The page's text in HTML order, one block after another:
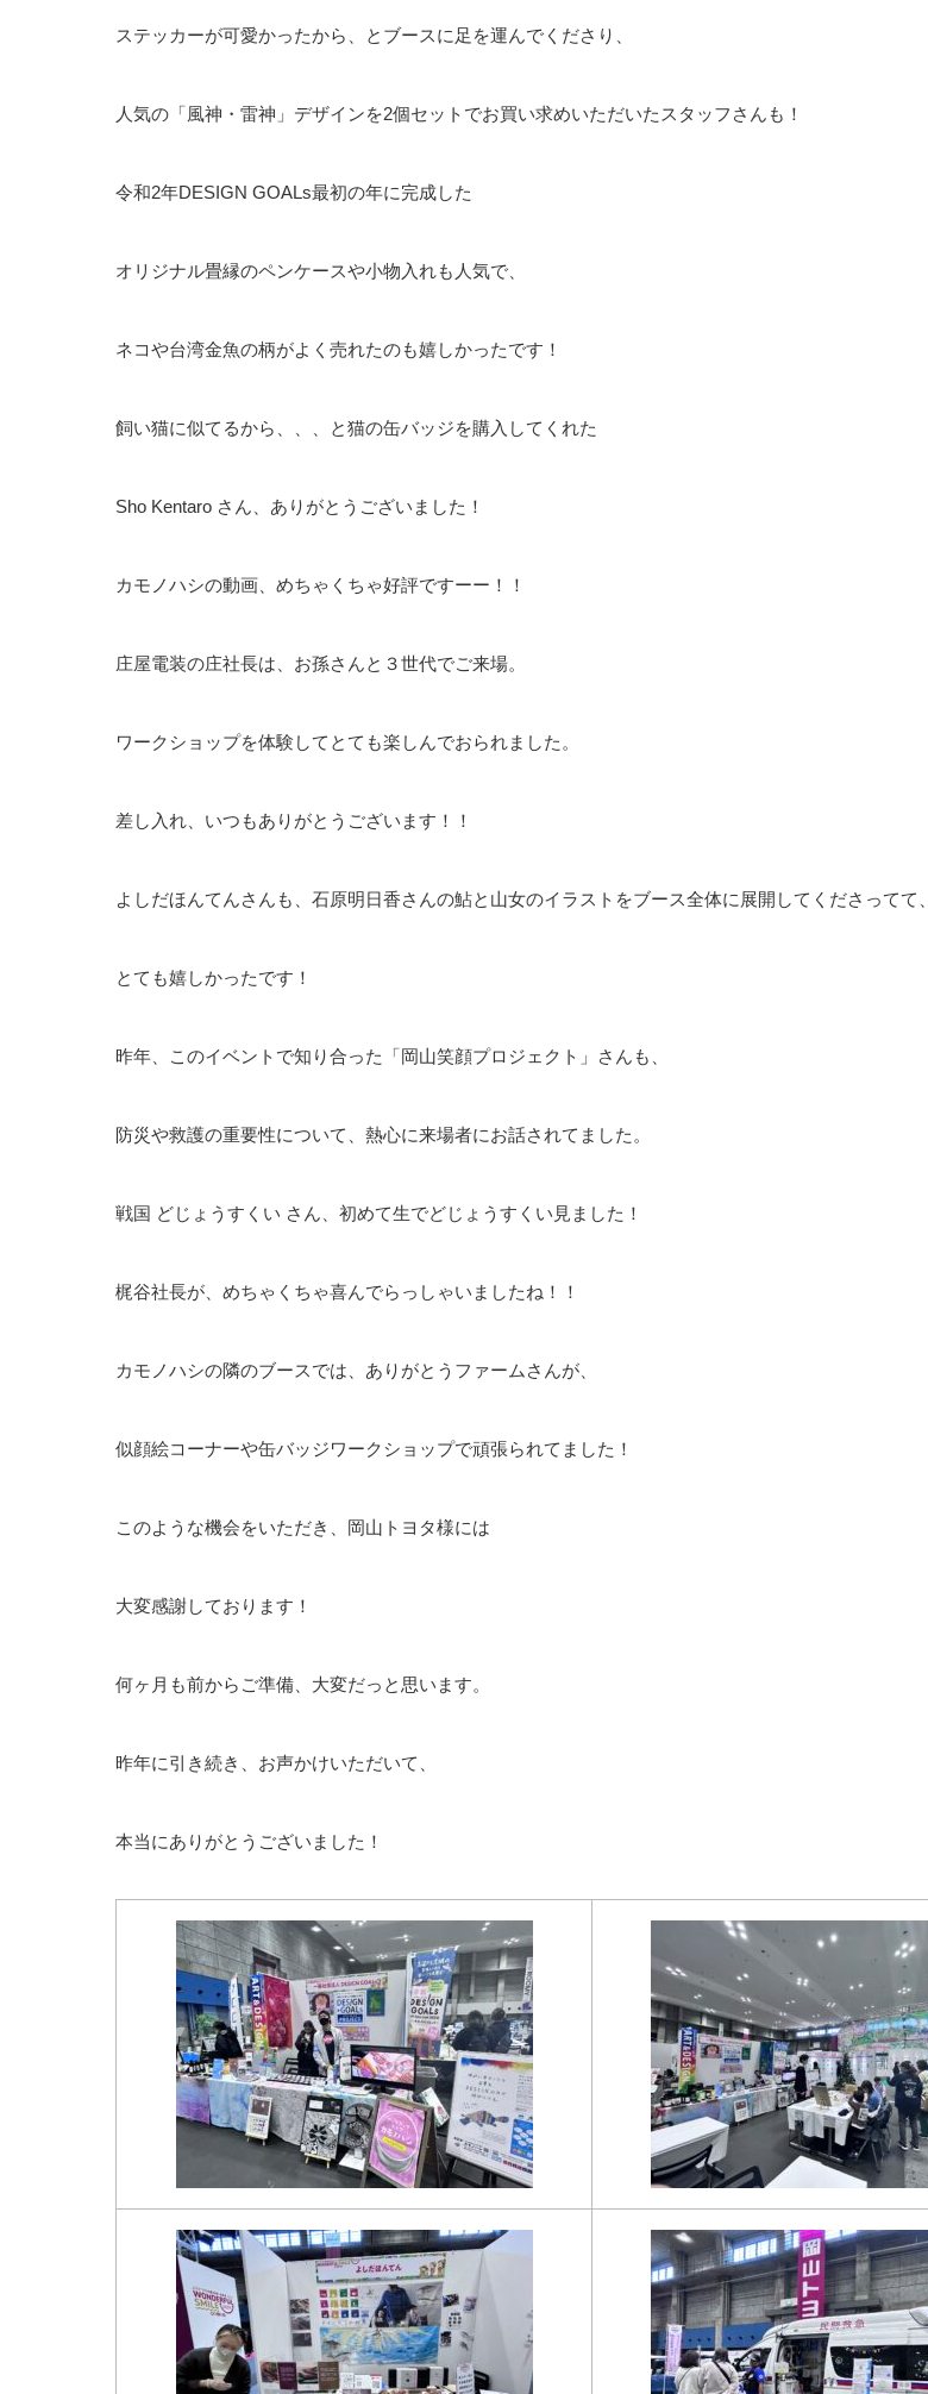
ステッカーが可愛かったから、とブースに足を運んでくださり、
人気の「風神・雷神」デザインを2個セットでお買い求めいただいたスタッフさんも！
令和2年DESIGN GOALs最初の年に完成した
オリジナル畳縁のペンケースや小物入れも人気で、
ネコや台湾金魚の柄がよく売れたのも嬉しかったです！
飼い猫に似てるから、、、と猫の缶バッジを購入してくれた
Sho Kentaro さん、ありがとうございました！
カモノハシの動画、めちゃくちゃ好評ですーー！！
庄屋電装の庄社長は、お孫さんと３世代でご来場。
ワークショップを体験してとても楽しんでおられました。
差し入れ、いつもありがとうございます！！
よしだほんてんさんも、石原明日香さんの鮎と山女のイラストをブース全体に展開してくださってて、
とても嬉しかったです！
昨年、このイベントで知り合った「岡山笑顔プロジェクト」さんも、
防災や救護の重要性について、熱心に来場者にお話されてました。
戦国 どじょうすくい さん、初めて生でどじょうすくい見ました！
梶谷社長が、めちゃくちゃ喜んでらっしゃいましたね！！
カモノハシの隣のブースでは、ありがとうファームさんが、
似顔絵コーナーや缶バッジワークショップで頑張られてました！
このような機会をいただき、岡山トヨタ様には
大変感謝しております！
何ヶ月も前からご準備、大変だっと思います。
昨年に引き続き、お声かけいただいて、
本当にありがとうございました！